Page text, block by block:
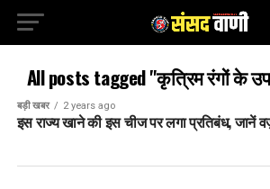
All posts tagged "कृत्रिम रंगों के
बड़ी खबर 2 years ago
इस राज्य खाने की इस चीज पर लगा प्रतिबंध, जानें